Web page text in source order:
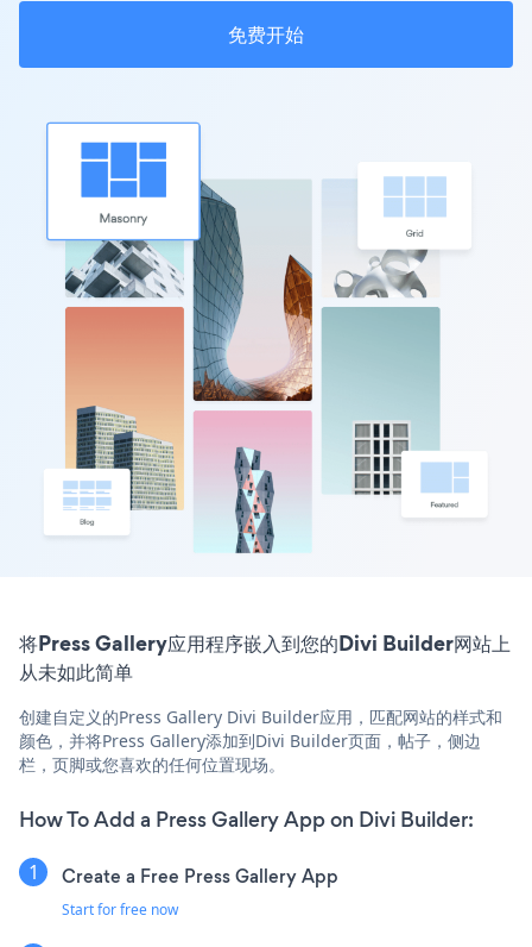
免费开始
将Press Gallery应用程序嵌入到您的Divi Builder网站上
从未如此简单
创建自定义的Press Gallery Divi Builder应用，匹配网站的样式和
颜色，并将Press Gallery添加到Divi Builder页面，帖子，侧边
栏，页脚或您喜欢的任何位置现场。
How To Add a Press Gallery App on Divi Builder:
Create a Free Press Gallery App
Start for free now